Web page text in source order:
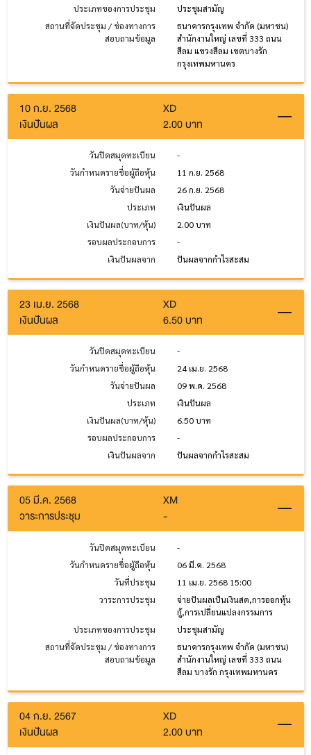
ประเภทของการประชุม
ประชุมสามัญ
สถานที่จัดประชุม / ช่องทางการ
สอบถามข้อมูล
ธนาคารกรุงเทพ จำกัด (มหาชน)
สำนักงานใหญ่ เลขที่ 333 ถนน
สีลม แขวงสีลม เขตบางรัก
กรุงเทพมหานคร
10 ก.ย. 2568
XD
เงินปันผล
2.00 บาท
วันปิดสมุดทะเบียน
-
วันกำหนดรายชื่อผู้ถือหุ้น
11 ก.ย. 2568
วันจ่ายปันผล
26 ก.ย. 2568
ประเภท
เงินปันผล
เงินปันผล(บาท/หุ้น)
2.00 บาท
รอบผลประกอบการ
-
เงินปันผลจาก
ปันผลจากกำไรสะสม
23 เม.ย. 2568
XD
เงินปันผล
6.50 บาท
วันปิดสมุดทะเบียน
-
วันกำหนดรายชื่อผู้ถือหุ้น
24 เม.ย. 2568
วันจ่ายปันผล
09 พ.ค. 2568
ประเภท
เงินปันผล
เงินปันผล(บาท/หุ้น)
6.50 บาท
รอบผลประกอบการ
-
เงินปันผลจาก
ปันผลจากกำไรสะสม
05 มี.ค. 2568
XM
วาระการประชุม
-
วันปิดสมุดทะเบียน
-
วันกำหนดรายชื่อผู้ถือหุ้น
06 มี.ค. 2568
วันที่ประชุม
11 เม.ย. 2568 15:00
วาระการประชุม
จ่ายปันผลเป็นเงินสด,การออกหุ้น
กู้,การเปลี่ยนแปลงกรรมการ
ประเภทของการประชุม
ประชุมสามัญ
สถานที่จัดประชุม / ช่องทางการ
สอบถามข้อมูล
ธนาคารกรุงเทพ จำกัด (มหาชน)
สำนักงานใหญ่ เลขที่ 333 ถนน
สีลม บางรัก กรุงเทพมหานคร
04 ก.ย. 2567
XD
เงินปันผล
2.00 บาท